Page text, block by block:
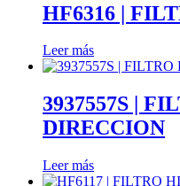
HF6316 |
Leer más
3937557S |
DIRECCION
Leer más